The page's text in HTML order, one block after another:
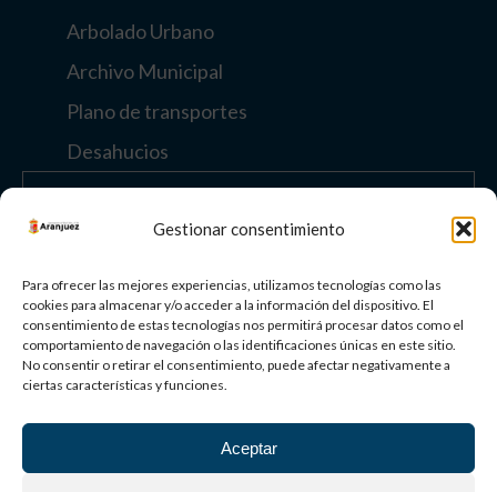
Gestionar consentimiento
Para ofrecer las mejores experiencias, utilizamos tecnologías como las
cookies para almacenar y/o acceder a la información del dispositivo. El
consentimiento de estas tecnologías nos permitirá procesar datos como el
comportamiento de navegación o las identificaciones únicas en este sitio.
No consentir o retirar el consentimiento, puede afectar negativamente a
ciertas características y funciones.
Aceptar
Arbolado Urbano
Archivo Municipal
Plano de transportes
Desahucios
Enlaces de interés
Paisaje Cultural
de Aranjuez
Mundial